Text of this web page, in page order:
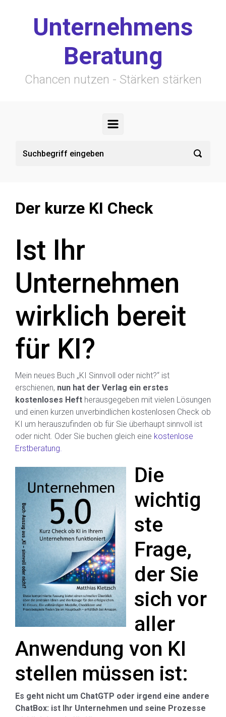
Unternehmens
Beratung
Chancen nutzen - Stärken stärken
Der kurze KI Check
Ist Ihr
Unternehmen
wirklich bereit
für KI?
Mein neues Buch „KI Sinnvoll oder nicht?“ ist
erschienen, nun hat der Verlag ein erstes
kostenloses Heft herausgegeben mit vielen Lösungen
und einen kurzen unverbindlichen kostenlosen Check ob
KI um herauszufinden ob für Sie überhaupt sinnvoll ist
oder nicht. Oder Sie buchen gleich eine kostenlose
Erstberatung.
Die
wichtig
ste
Frage,
der Sie
sich vor
aller
Anwendung von KI
stellen müssen ist:
Es geht nicht um ChatGTP oder irgend eine andere
ChatBox: ist Ihr Unternehmen und seine Prozesse